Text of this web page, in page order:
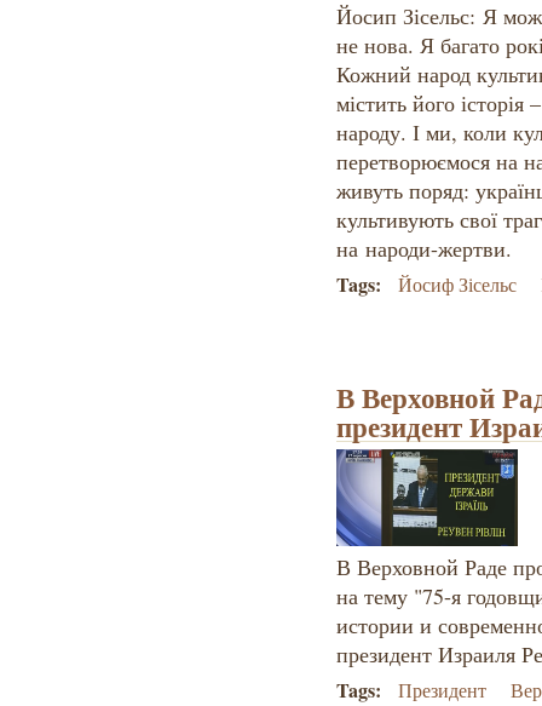
Йосип Зісельс: Я
не нова. Я багато
Кожний народ
містить його історія
народу. І ми, коли
перетворюємося на
живуть поряд:
культивують свої
на народи-жертви.
Tags: Йосиф Зісельс
В Верховной
президент
В Верховной Раде
на тему "75-я
истории и
президент Израиля
Tags: Президент